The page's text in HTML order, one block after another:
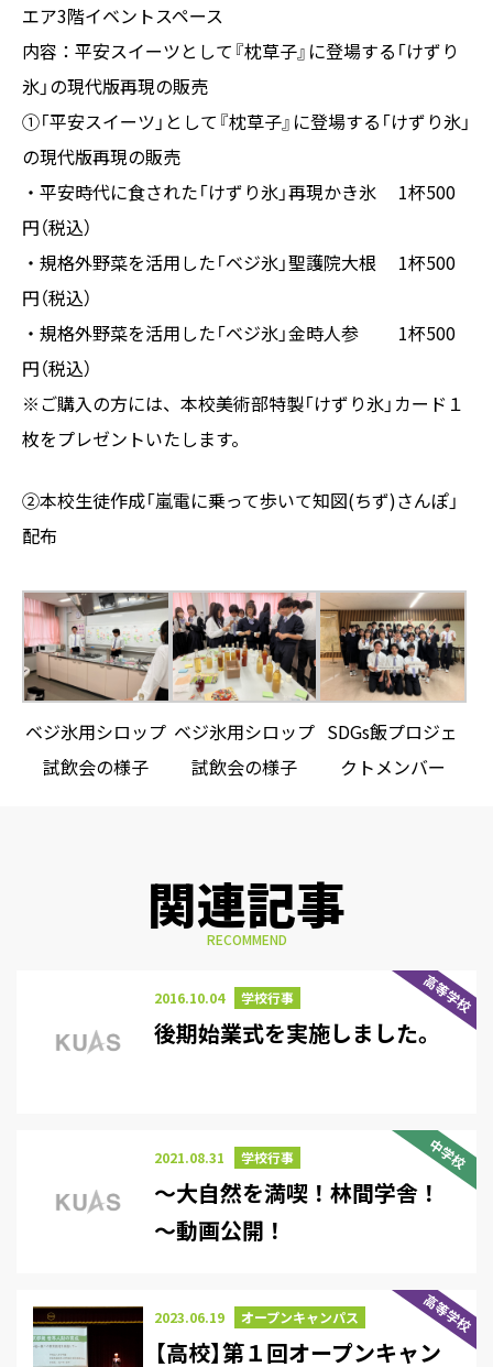
エア3階イベントスペース
内容：平安スイーツとして『枕草子』に登場する「けずり
氷」の現代版再現の販売
①「平安スイーツ」として『枕草子』に登場する「けずり氷」
の現代版再現の販売
・平安時代に食された「けずり氷」再現かき氷 1杯500
円（税込）
・規格外野菜を活用した「ベジ氷」聖護院大根 1杯500
円（税込）
・規格外野菜を活用した「ベジ氷」金時人参 1杯500
円（税込）
※ご購入の方には、本校美術部特製「けずり氷」カード１
枚をプレゼントいたします。
②本校生徒作成「嵐電に乗って歩いて知図(ちず)さんぽ」
配布
ベジ氷用シロップ
試飲会の様子
ベジ氷用シロップ
試飲会の様子
SDGs飯プロジェ
クトメンバー
関連記事
RECOMMEND
高等学校
2016.10.04 学校行事
後期始業式を実施しました。
中学校
2021.08.31 学校行事
～大自然を満喫！林間学舎！
～動画公開！
高等学校
2023.06.19 オープンキャンパス
【高校】第１回オープンキャン